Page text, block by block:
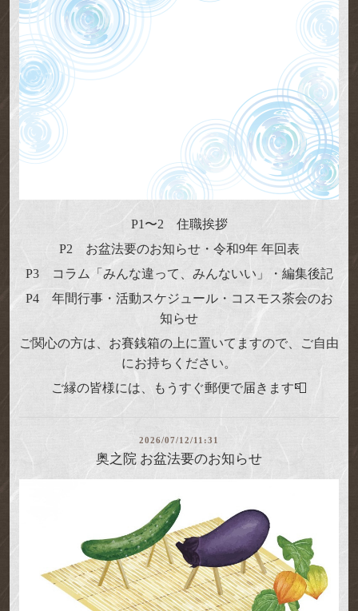
P1〜2 住職挨拶
P2 お盆法要のお知らせ・令和9年 年回表
P3 コラム「みんな違って、みんないい」・編集後記
P4 年間行事・活動スケジュール・コスモス茶会のお
知らせ
ご関心の方は、お賽銭箱の上に置いてますので、ご自由
にお持ちください。
ご縁の皆様には、もうすぐ郵便で届きます📮
2026/07/12/11:31
奥之院 お盆法要のお知らせ